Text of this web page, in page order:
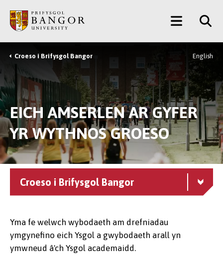
Prif
Gynnwys
Main
Menu
Breadcrumb
Croeso i Brifysgol Bangor English
EICH AMSERLEN AR GYFER
YR WYTHNOS GROESO
Croeso i Brifysgol Bangor
Yma fe welwch wybodaeth am drefniadau
ymgynefino eich Ysgol a gwybodaeth arall yn
ymwneud â'ch Ysgol academaidd.